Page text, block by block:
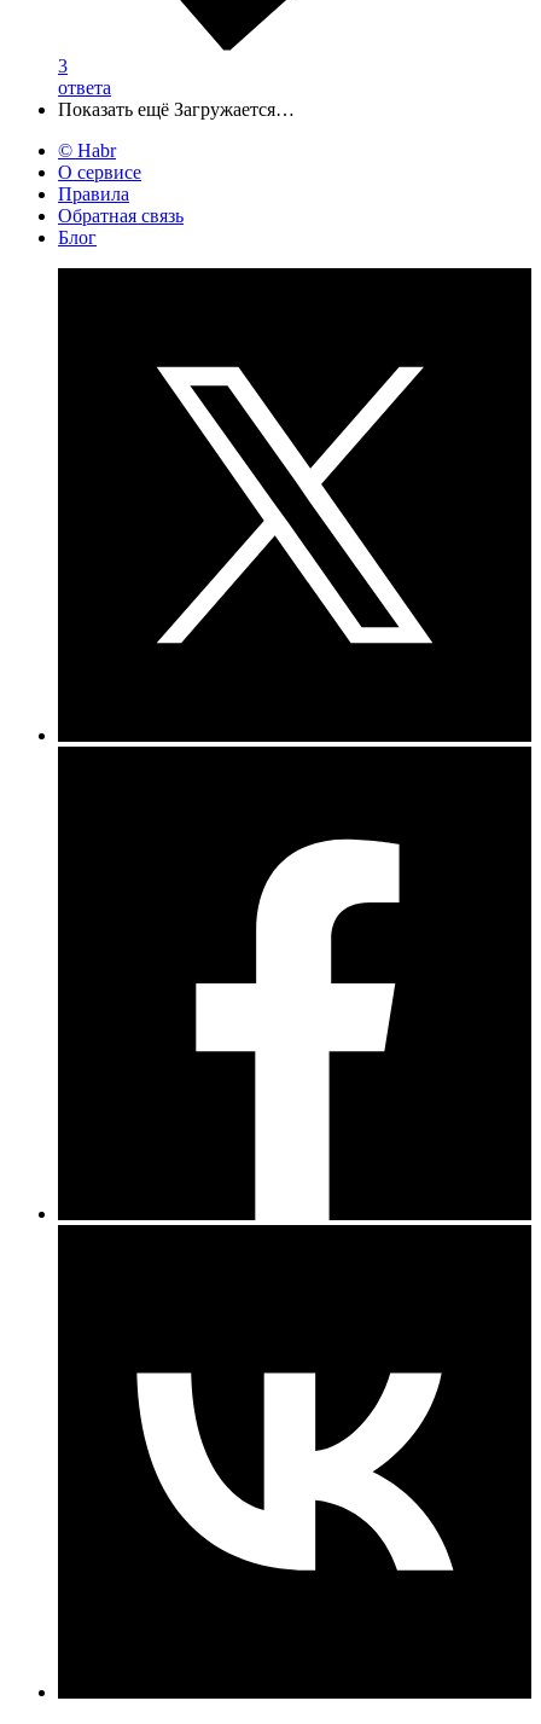
3
ответа
Показать ещё Загружается…
© Habr
О сервисе
Правила
Обратная связь
Блог